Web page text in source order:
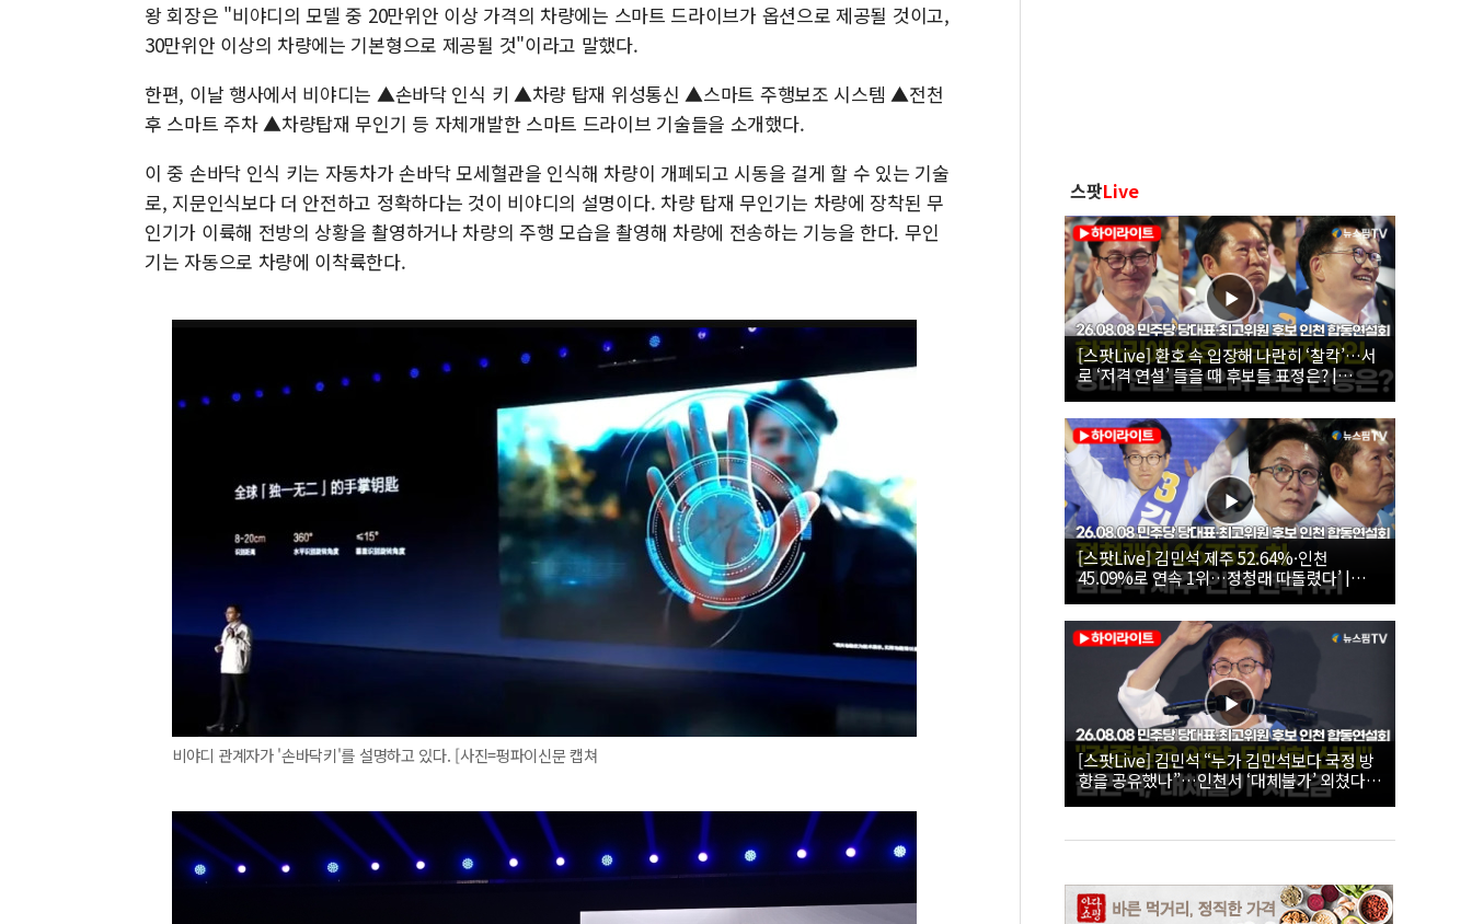
왕 회장은 "비야디의 모델 중 20만위안 이상 가격의 차량에는 스마트 드라이브가 옵션으로 제공될 것이고,
30만위안 이상의 차량에는 기본형으로 제공될 것"이라고 말했다.
한편, 이날 행사에서 비야디는 ▲손바닥 인식 키 ▲차량 탑재 위성통신 ▲스마트 주행보조 시스템 ▲전천
후 스마트 주차 ▲차량탑재 무인기 등 자체개발한 스마트 드라이브 기술들을 소개했다.
이 중 손바닥 인식 키는 자동차가 손바닥 모세혈관을 인식해 차량이 개폐되고 시동을 걸게 할 수 있는 기술
로, 지문인식보다 더 안전하고 정확하다는 것이 비야디의 설명이다. 차량 탑재 무인기는 차량에 장착된 무
인기가 이륙해 전방의 상황을 촬영하거나 차량의 주행 모습을 촬영해 차량에 전송하는 기능을 한다. 무인
기는 자동으로 차량에 이착륙한다.
비야디 관계자가 '손바닥키'를 설명하고 있다. [사진=펑파이신문 캡쳐
스팟Live
[스팟Live] 환호 속 입장해 나란히 ‘찰칵’…서
로 ‘저격 연설’ 들을 때 후보들 표정은? |
26.08.08 더불어민주당 당대표·최고위원 후
보 인천 합동연설회
[스팟Live] 김민석 제주 52.64%·인천
45.09%로 연속 1위…정청래 따돌렸다’ |
26.08.08 더불어민주당 당대표·최고위원 후
보 인천 합동연설회
[스팟Live] 김민석 “누가 김민석보다 국정 방
향을 공유했나”…인천서 ‘대체불가’ 외쳤다 |
26.08.08 더불어민주당 당대표·최고위원 후